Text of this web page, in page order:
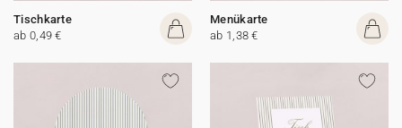
Tischkarte
ab 0,49 €
Menükarte
ab 1,38 €